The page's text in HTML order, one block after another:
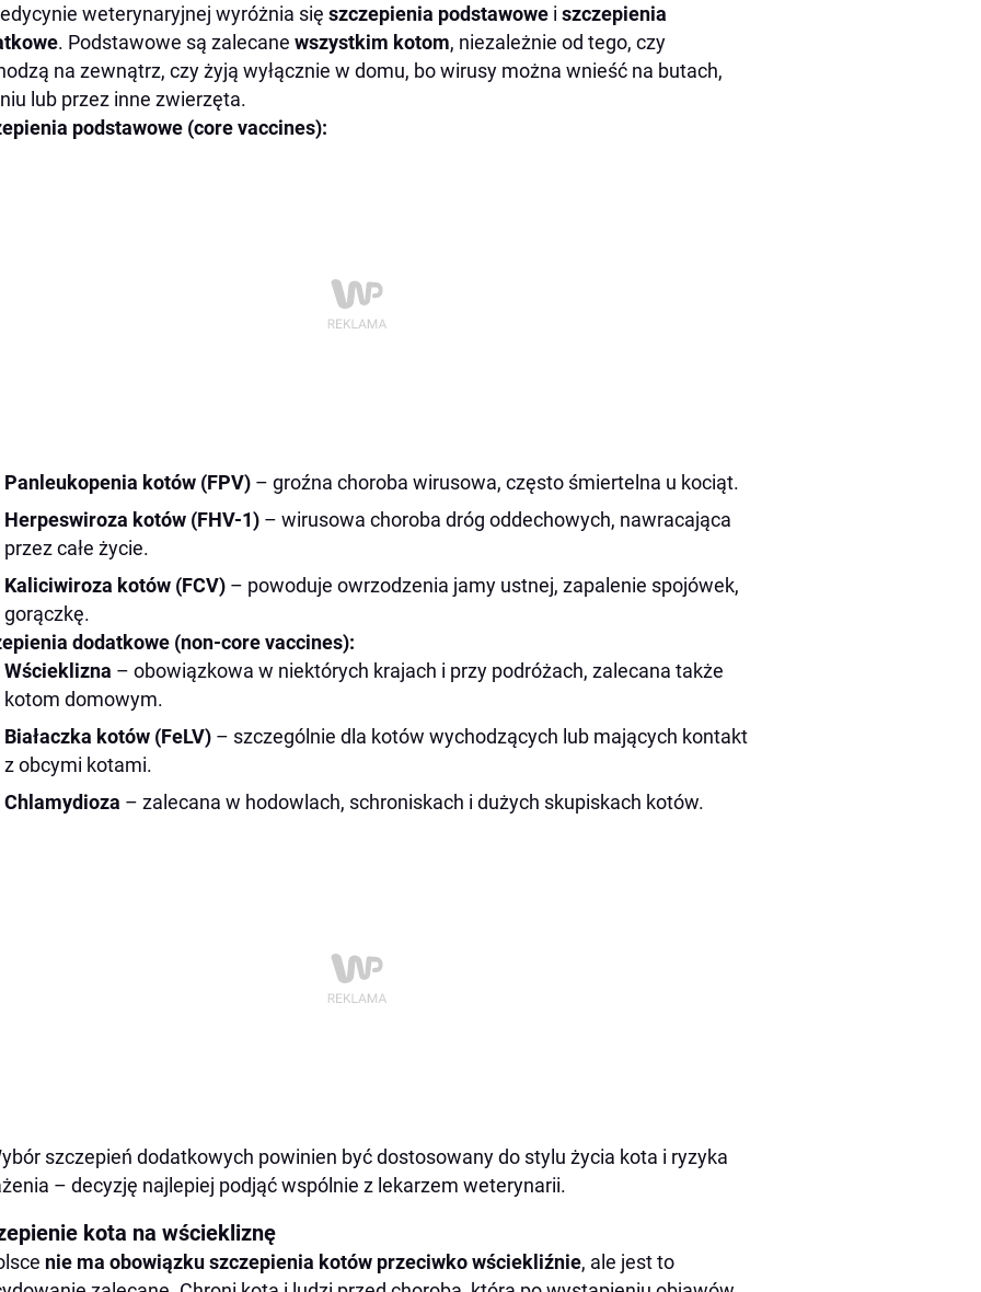
weterynaryjnej wyróżnia się szczepienia podstawowe i szczepienia
. Podstawowe są zalecane wszystkim kotom, niezależnie od tego, czy
na zewnątrz, czy żyją wyłącznie w domu, bo wirusy można wnieść na butach,
lub przez inne zwierzęta.
podstawowe (core vaccines):
Panleukopenia kotów (FPV) – groźna choroba wirusowa, często śmiertelna u kociąt.
Herpeswiroza kotów (FHV-1) – wirusowa choroba dróg oddechowych, nawracająca
przez całe życie.
Kaliciwiroza kotów (FCV) – powoduje owrzodzenia jamy ustnej, zapalenie spojówek,
gorączkę.
dodatkowe (non-core vaccines):
Wścieklizna – obowiązkowa w niektórych krajach i przy podróżach, zalecana także
kotom domowym.
Białaczka kotów (FeLV) – szczególnie dla kotów wychodzących lub mających kontakt
z obcymi kotami.
Chlamydioza – zalecana w hodowlach, schroniskach i dużych skupiskach kotów.
szczepień dodatkowych powinien być dostosowany do stylu życia kota i ryzyka
– decyzję najlepiej podjąć wspólnie z lekarzem weterynarii.
kota na wściekliznę
nie ma obowiązku szczepienia kotów przeciwko wściekliźnie, ale jest to